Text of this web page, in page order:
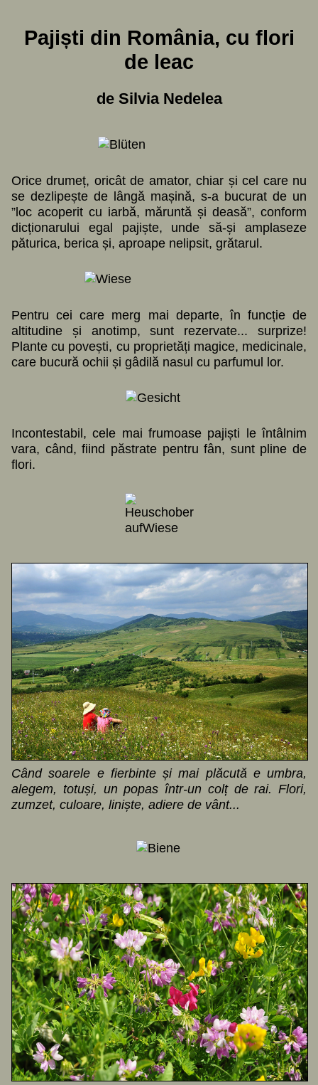
Pajiști din România, cu flori
de leac
de Silvia Nedelea
Orice drumeț, oricât de amator, chiar și cel care nu
se dezlipește de lângă mașină, s-a bucurat de un
”loc acoperit cu iarbă, măruntă și deasă”, conform
dicționarului egal pajiște, unde să-și amplaseze
păturica, berica și, aproape nelipsit, grătarul.
Pentru cei care merg mai departe, în funcție de
altitudine și anotimp, sunt rezervate... surprize!
Plante cu povești, cu proprietăți magice, medicinale,
care bucură ochii și gâdilă nasul cu parfumul lor.
Incontestabil, cele mai frumoase pajiști le întâlnim
vara, când, fiind păstrate pentru fân, sunt pline de
flori.
Când soarele e fierbinte și mai plăcută e umbra,
alegem, totuși, un popas într-un colț de rai. Flori,
zumzet, culoare, liniște, adiere de vânt...